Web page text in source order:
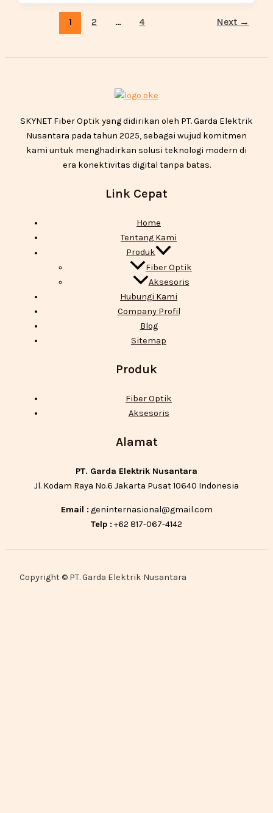
1 2 … 4 Next →
SKYNET Fiber Optik yang didirikan oleh PT. Garda Elektrik
Nusantara pada tahun 2025, sebagai wujud komitmen
kami untuk menghadirkan solusi teknologi modern di
era konektivitas digital tanpa batas.
Link Cepat
Home
Tentang Kami
Produk
Fiber Optik
Aksesoris
Hubungi Kami
Company Profil
Blog
Sitemap
Produk
Fiber Optik
Aksesoris
Alamat
PT. Garda Elektrik Nusantara
Jl. Kodam Raya No.6 Jakarta Pusat 10640 Indonesia
Email : geninternasional@gmail.com
Telp :+62 817-067-4142
Copyright © PT. Garda Elektrik Nusantara